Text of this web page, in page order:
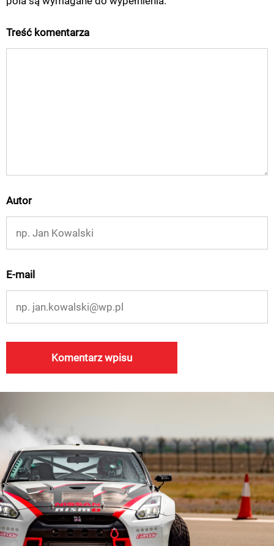
Treść komentarza
Autor
E-mail